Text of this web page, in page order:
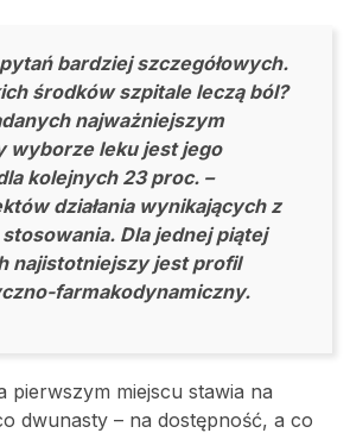
bardziej szczegółowych.
środków szpitale leczą ból?
najważniejszym
wyborze leku jest jego
kolejnych 23 proc. –
działania wynikających z
Dla jednej piątej
najistotniejszy jest profil
farmakodynamiczny.
pierwszym miejscu stawia na
dwunasty – na dostępność, a co